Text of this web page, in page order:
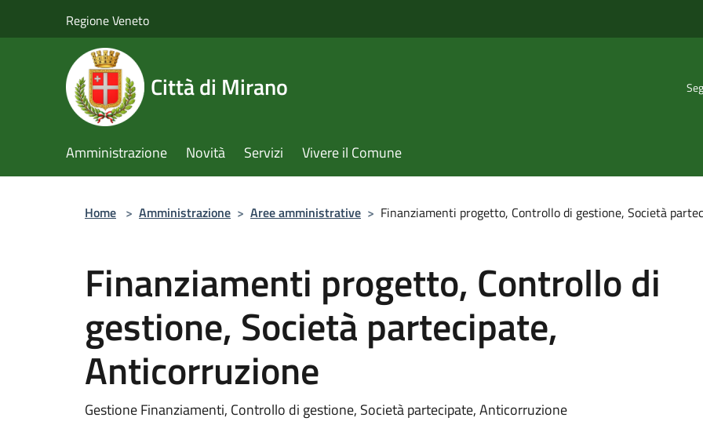
Regione Veneto
Città di Mirano
Amministrazione Novità Servizi Vivere il Comune
Home > Amministrazione > Aree amministrative > Finanziamenti progetto, Controllo di gestione, Società
Finanziamenti progetto, Controllo di
gestione, Società partecipate,
Anticorruzione
Gestione Finanziamenti, Controllo di gestione, Società partecipate, Anticorruzione